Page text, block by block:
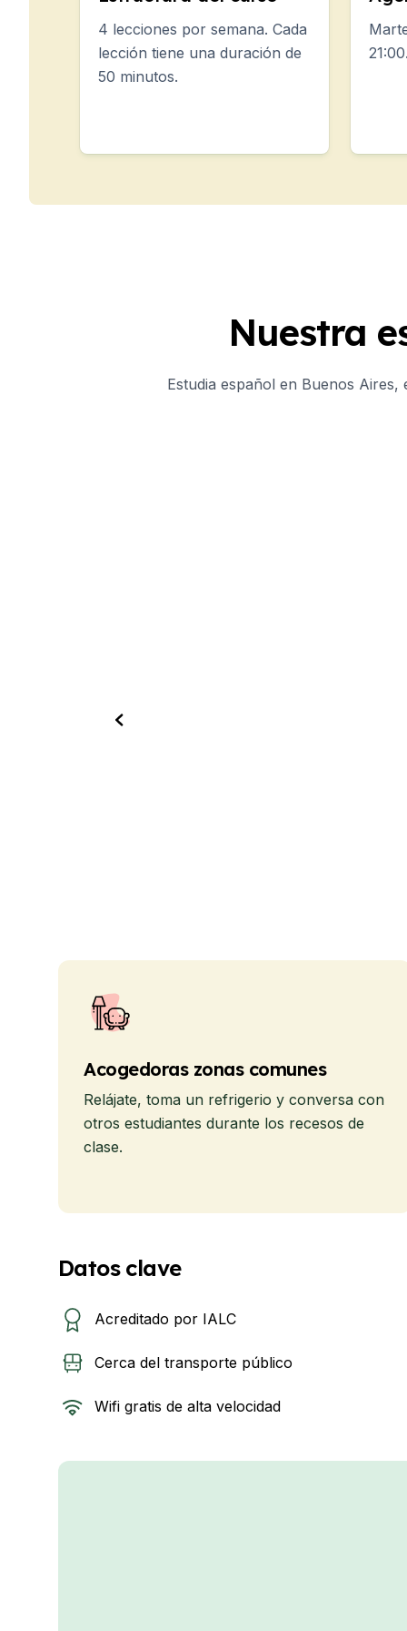
Campamentos de
Destinos
Programas por edad
Campamentos de
Madrid
4 lecciones por semana. Cada
lección tiene una duración de
50 minutos.
21:00.
Nuestra
Estudia español en Buenos
Acogedoras zonas comunes
Relájate, toma un refrigerio y conversa con
otros estudiantes durante los recesos de
clase.
Datos clave
Acreditado por IALC
Cerca del transporte público
Wifi gratis de alta velocidad